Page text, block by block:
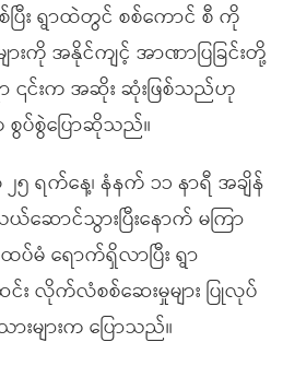
ပြီး ရွာထဲတွင် စစ်ကောင် စီ ကို
ျားကို အနိုင်ကျင့် အာဏာပြခြင်းတို့
၎င်းက အဆိုး ဆုံးဖြစ်သည်ဟု
စွပ်စွဲပြောဆိုသည်။
ရက်နေ့၊ နံနက် ၁၁ နာရီ အချိန်
ဆောင်သွားပြီးနောက် မကြာ
မံ ရောက်ရှိလာပြီး ရွာ
လိုက်လံစစ်ဆေးမှုများ ပြုလုပ်
များက ပြောသည်။